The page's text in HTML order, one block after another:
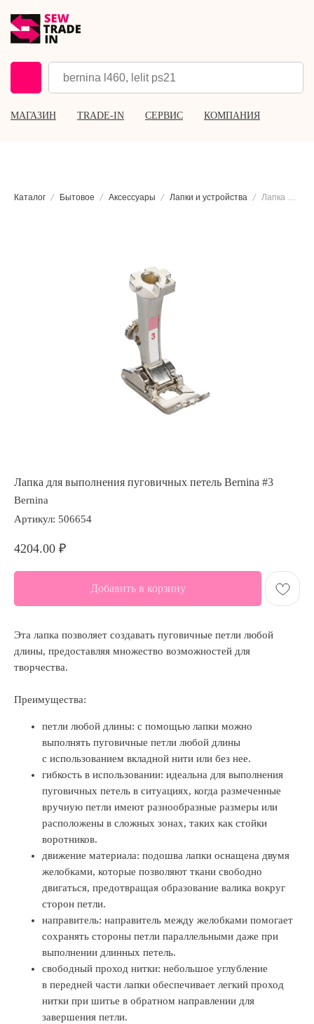
МАГАЗИН TRADE-IN СЕРВИС КОМПАНИЯ
Каталог Бытовое Аксессуары Лапки и устройства Лапка для выполнения пуговичных петель Bernina #3
Лапка для выполнения пуговичных петель Bernina #3
Bernina
Артикул: 506654
4204.00 ₽
Добавить в корзину
Эта лапка позволяет создавать пуговичные петли любой
длины, предоставляя множество возможностей для
творчества.
Преимущества:
петли любой длины: с помощью лапки можно
выполнять пуговичные петли любой длины
с использованием вкладной нити или без нее.
гибкость в использовании: идеальна для выполнения
пуговичных петель в ситуациях, когда размеченные
вручную петли имеют разнообразные размеры или
расположены в сложных зонах, таких как стойки
воротников.
движение материала: подошва лапки оснащена двумя
желобками, которые позволяют ткани свободно
двигаться, предотвращая образование валика вокруг
сторон петли.
направитель: направитель между желобками помогает
сохранять стороны петли параллельными даже при
выполнении длинных петель.
свободный проход нитки: небольшое углубление
в передней части лапки обеспечивает легкий проход
нитки при шитье в обратном направлении для
завершения петли.